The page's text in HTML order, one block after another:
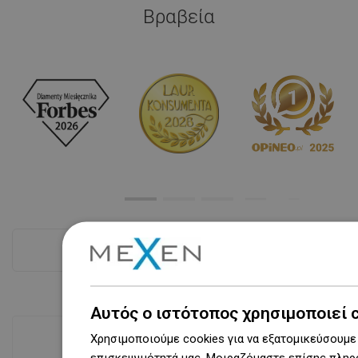
Βραβεία
Δες όλα
Αυτός ο ιστότοπος χρησιμοποιεί
Χρησιμοποιούμε cookies για να